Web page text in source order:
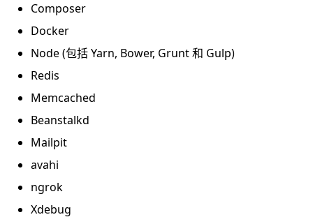
Composer
Docker
Node (包括 Yarn, Bower, Grunt 和 Gulp)
Redis
Memcached
Beanstalkd
Mailpit
avahi
ngrok
Xdebug